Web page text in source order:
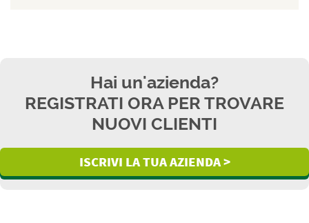
Hai un'azienda?
REGISTRATI ORA PER TROVARE
NUOVI CLIENTI
ISCRIVI LA TUA AZIENDA >